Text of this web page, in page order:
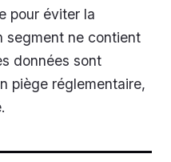
pour éviter la
segment ne contient
données sont
piège réglementaire,